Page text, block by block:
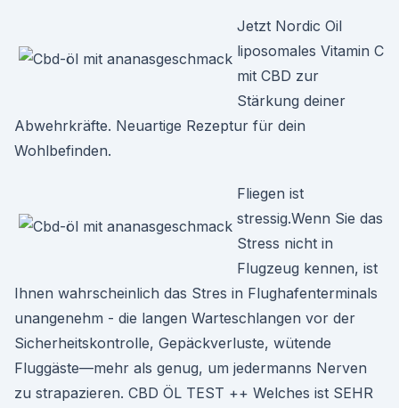
Jetzt Nordic Oil
liposomales Vitamin C
mit CBD zur
Stärkung deiner
Abwehrkräfte. Neuartige Rezeptur für dein
Wohlbefinden.
Fliegen ist
stressig.Wenn Sie das
Stress nicht in
Flugzeug kennen, ist
Ihnen wahrscheinlich das Stres in Flughafenterminals
unangenehm - die langen Warteschlangen vor der
Sicherheitskontrolle, Gepäckverluste, wütende
Fluggäste—mehr als genug, um jedermanns Nerven
zu strapazieren. CBD ÖL TEST ++ Welches ist SEHR